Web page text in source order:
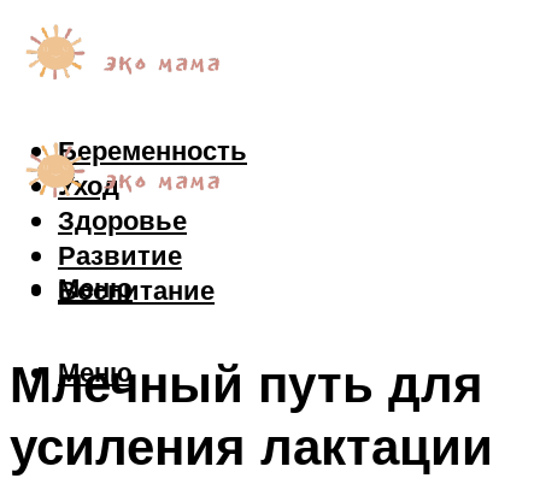
Беременность
Уход
Здоровье
Развитие
Воспитание
Меню
Меню
Млечный путь для
усиления лактации